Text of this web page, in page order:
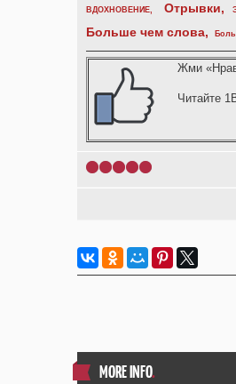
ВДОХНОВЕНИЕ, Отрывки,
Больше чем слова,
Жми
Читайте
1 2 3 4
MORE INFO.